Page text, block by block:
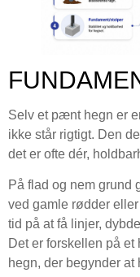
Selv et pænt hegn er
ikke står rigtigt. Den
det er ofte dér,
På flad og nem grund
ved gamle rødder
tid på at få linjer,
Det er forskellen på
hegn, der begynder